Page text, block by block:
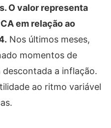
O valor representa
em relação ao
Nos últimos meses,
momentos de
a inflação.
ao ritmo variável